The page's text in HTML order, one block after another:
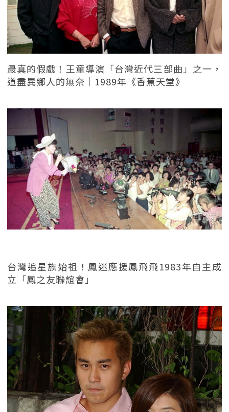
最真的假戲！王童導演「台灣近代三部曲」之一，
道盡異鄉人的無奈｜1989年《香蕉天堂》
台灣追星族始祖！鳳迷應援鳳飛飛1983年自主成
立「鳳之友聯誼會」